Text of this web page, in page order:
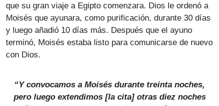
que su gran viaje a Egipto comenzara. Dios le ordenó a
Moisés que ayunara, como purificación, durante 30 días
y luego añadió 10 días más. Después que el ayuno
terminó, Moisés estaba listo para comunicarse de nuevo
con Dios.
“Y convocamos a Moisés durante treinta noches,
pero luego extendimos [la cita] otras diez noches